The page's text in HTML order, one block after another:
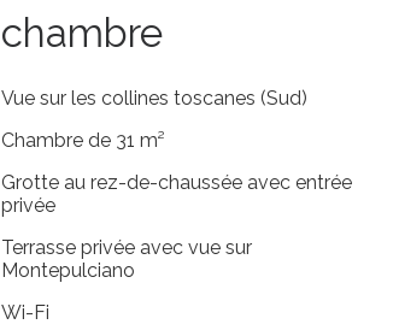
chambre
Vue sur les collines toscanes (Sud)
Chambre de 31 m²
Grotte au rez-de-chaussée avec entrée
privée
Terrasse privée avec vue sur
Montepulciano
Wi-Fi